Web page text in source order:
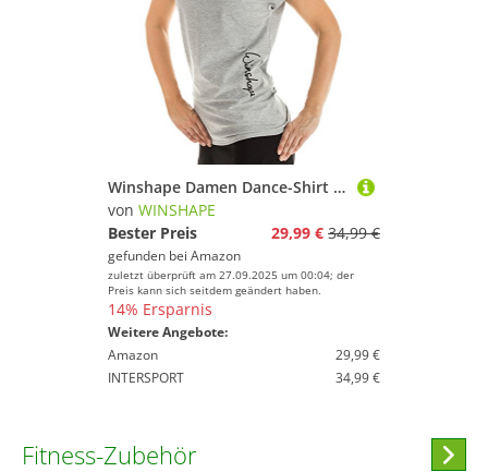
Winshape Damen Dance-Shirt WTR12 Freizeit Fitness Workout T, Grey-Melange, XL
von WINSHAPE
Bester Preis
29,99 € 34,99 €
gefunden bei Amazon
zuletzt überprüft am 27.09.2025 um 00:04; der
Preis kann sich seitdem geändert haben.
14% Ersparnis
Weitere Angebote:
Amazon
29,99 €
INTERSPORT
34,99 €
Fitness-Zubehör